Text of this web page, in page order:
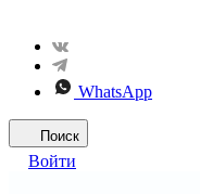
WhatsApp
Поиск
Войти